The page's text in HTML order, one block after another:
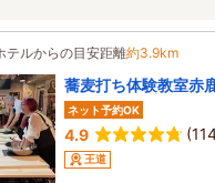
テルからの目安距離約3.9km
蕎麦打ち体験教室赤
ネット予約OK
4.9
王道